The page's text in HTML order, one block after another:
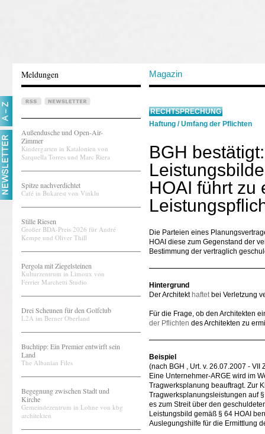
Meldungen Magazin
Außendusche und Open-Air-
Zimmer
Kindergarten in Katalonien von
Sarquella Torres und Marc Riera
Spitze nachverdichtet
Café in Bukarest von Vinklu
Stille Riesen
Großer BDA-Preis 2026 für André
Kempe und Oliver Thill
Pergola mit Ziegelsteinen
Kulturzentrum in Limoux von
Ferrier Marchetti Studio
Drei Scheunen für den Golfclub
L2A im Berner Oberland
Buchtipp: Ein Premier entwirft sein
Land
The Albanian Files
Begegnung zwischen Stadt und
Kirche
Gemeindezentrum in Lohne von kbg
architekten
RECHTSPRECHUNG
Haftung /Umfang der Pflichten
BGH
HOAI führt zu
Die Parteien eines
HOAI diese zum Gegenstand der
Bestimmung der vertraglich
Hintergrund
Der Architekt haftetbei Verletzung
Für die Frage, ob den Architekten
der Pflichten des Architekten zu
Beispiel
(nach BGH , Urt. v. 26.07.2007 - VII
Eine Unternehmer-ARGE wird im
Tragwerksplanung beauftragt. Zur
Tragwerksplanungsleistungen auf
es zum Streit über den
Leistungsbild gemäß § 64 HOAI
Auslegungshilfe für die Ermittlung